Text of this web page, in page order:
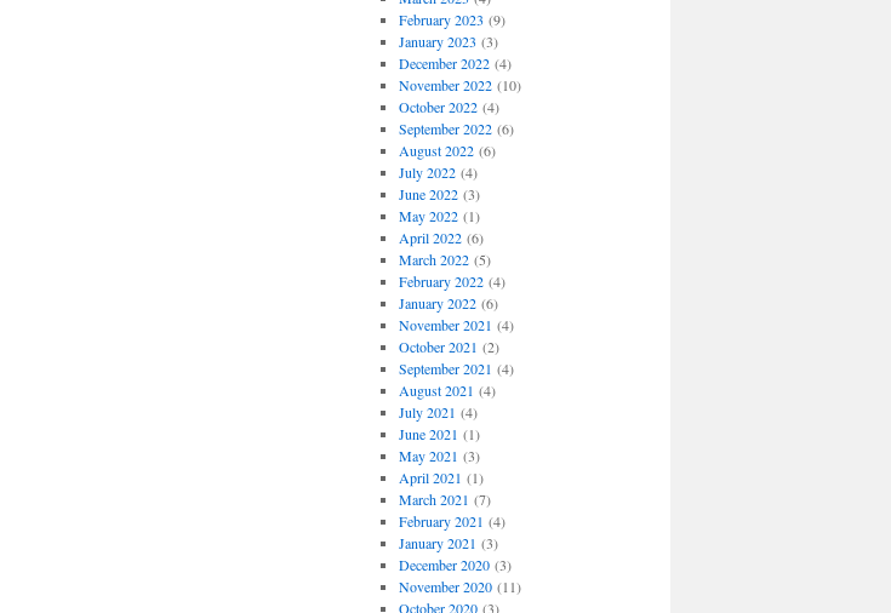
February 2023 (9)
January 2023 (3)
December 2022(4)
November 2022(10)
October 2022(4)
September 2022(6)
August 2022(6)
July 2022(4)
June 2022(3)
May 2022(1)
April 2022(6)
March 2022(5)
February 2022(4)
January 2022(6)
November 2021 (4)
October 2021 (2)
September 2021 (4)
August 2021 (4)
July 2021 (4)
June 2021 (1)
May 2021 (3)
April 2021 (1)
March 2021 (7)
February 2021 (4)
January 2021 (3)
December 2020(3)
November 2020(11)
October 2020(3)